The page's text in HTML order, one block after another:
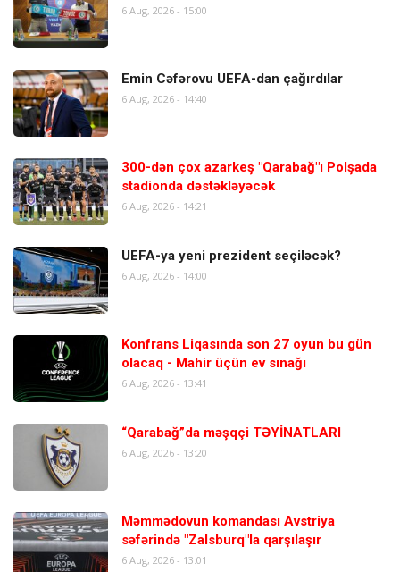
6 Aug, 2026 - 15:00
Emin Cəfərovu UEFA-dan çağırdılar
6 Aug, 2026 - 14:40
300-dən çox azarkeş "Qarabağ"ı Polşada
stadionda dəstəkləyəcək
6 Aug, 2026 - 14:21
UEFA-ya yeni prezident seçiləcək?
6 Aug, 2026 - 14:00
Konfrans Liqasında son 27 oyun bu gün
olacaq - Mahir üçün ev sınağı
6 Aug, 2026 - 13:41
“Qarabağ”da məşqçi TƏYİNATLARI
6 Aug, 2026 - 13:20
Məmmədovun komandası Avstriya
səfərində "Zalsburq"la qarşılaşır
6 Aug, 2026 - 13:01